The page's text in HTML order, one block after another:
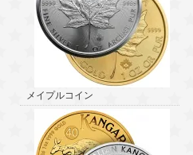
メイプルコイン